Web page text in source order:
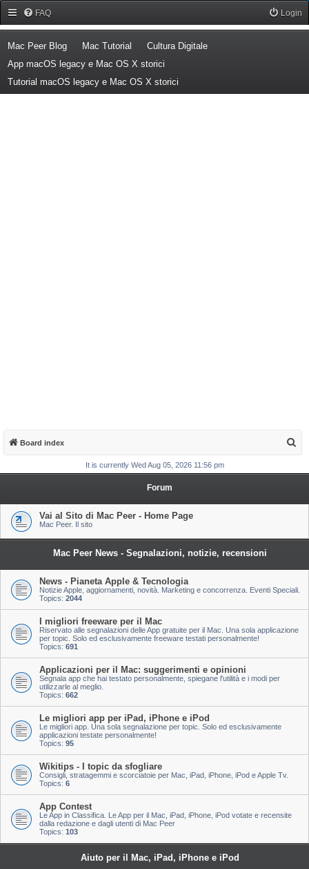
FAQ Login
Mac Peer Blog(Opens a new tab)
Mac Tutorial (Opens a new tab)
Cultura Digitale(Opens a new tab)
App macOS legacy e Mac OS X storici
Tutorial macOS legacy e Mac OS X storici
Board index
a
It is currently Wed Aug 05, 2026 11:56 pm
Forum
Vai al Sito di Mac Peer - Home Page
Mac Peer. Il sito
Mac Peer News - Segnalazioni, notizie, recensioni
News - Pianeta Apple & Tecnologia
Notizie Apple, aggiornamenti, novità. Marketing e concorrenza. Eventi Speciali.
Topics: 2044
I migliori freeware per il Mac
Riservato alle segnalazioni delle App gratuite per il Mac. Una sola applicazione
per topic. Solo ed esclusivamente freeware testati personalmente!
Topics: 691
Applicazioni per il Mac: suggerimenti e opinioni
Segnala app che hai testato personalmente, spiegane l'utilità e i modi per
utilizzarle al meglio.
Topics: 662
Le migliori app per iPad, iPhone e iPod
Le migliori app. Una sola segnalazione per topic. Solo ed esclusivamente
applicazioni testate personalmente!
Topics: 95
Wikitips - I topic da sfogliare
Consigli, stratagemmi e scorciatoie per Mac, iPad, iPhone, iPod e Apple Tv.
Topics: 6
App Contest
Le App in Classifica. Le App per il Mac, iPad, iPhone, iPod votate e recensite
dalla redazione e dagli utenti di Mac Peer
Topics: 103
Aiuto per il Mac, iPad, iPhone e iPod